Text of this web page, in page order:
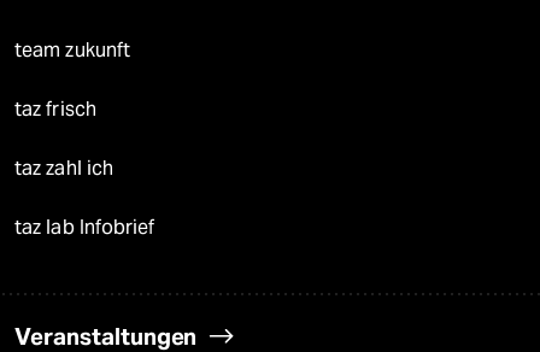
team zukunft
taz frisch
taz zahl ich
taz lab Infobrief
Veranstaltungen